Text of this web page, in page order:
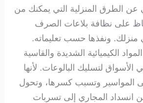
عن الطرق المنزلية التي يمكنك من
على نظافة بلاعات الصرف
ونفذها حسب تعليماته.
الكيميائية الشديدة والقاسية
الأسواق لتسليك البالوعات. لأنها
المواسير وتسبب كسرها، وتحول
انسداد المجاري إلى تسربات